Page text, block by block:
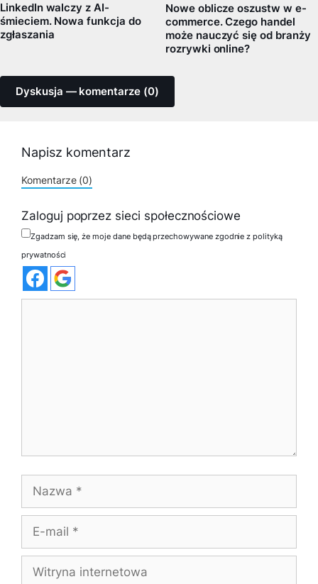
LinkedIn walczy z AI-
śmieciem. Nowa funkcja do
zgłaszania
Nowe oblicze oszustw w e-
commerce. Czego handel
może nauczyć się od branży
rozrywki online?
Dyskusja — komentarze (0)
Napisz komentarz
Komentarze (0)
Zaloguj poprzez sieci społecznościowe
Zgadzam się, że moje dane będą przechowywane zgodnie z polityką
prywatności
mail
internetowa